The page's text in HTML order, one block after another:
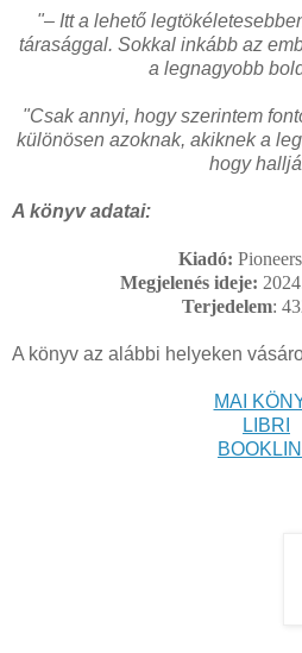
"– Itt a lehető
tárasággal. Sokkal inkább az
a legnagyobb
"Csak annyi, hogy szerintem
különösen azoknak, akiknek a
hogy
A könyv adatai:
Kiadó:
Megjelenés ideje:
Terjedelem:
A könyv az alábbi helyeken
MAI
LIBRI